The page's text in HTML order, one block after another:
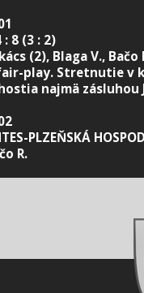
: 8 (3 : 2)
(2), Blaga V., Bačo
play. Stretnutie v
najmä zásluhou
PLZEŇSKÁ
R.